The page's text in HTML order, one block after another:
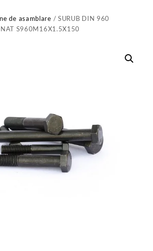
de asamblare / SURUB DIN 960
S960M16X1.5X150